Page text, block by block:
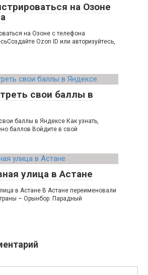
на Озоне
на Озоне с телефона
Ozon ID или авторизуйтесь,
свои баллы в
баллы в Яндексе Как узнать,
баллов Войдите в свой
улица в Астане
в Астане В Астане переименовали
– Орынбор. Парадный